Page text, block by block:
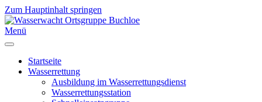
Zum Hauptinhalt springen
Menü
Startseite
Wasserrettung
Ausbildung im Wasserrettungsdienst
Wasserrettungsstation